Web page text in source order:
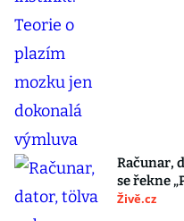
Računar,
se řekne
Živě.cz